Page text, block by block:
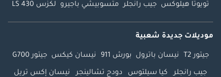
تويوتا هيلوكس جيب رانجلر متسوبيشي باجيرو لكزس LS 430
موديلات جديدة شعبية
جيتور T2 نيسان باترول بورش 911 نيسان كيكس جيتور G700
جيب رانجلر كيا سيلتوس دودج تشالينجر نيسان إكس تريل